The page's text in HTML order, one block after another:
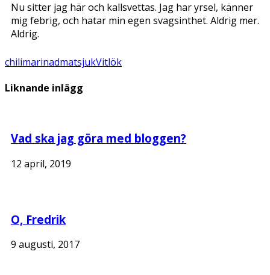
Nu sitter jag här och kallsvettas. Jag har yrsel, känner
mig febrig, och hatar min egen svagsinthet. Aldrig mer.
Aldrig.
chilimarinadmatsjukVitlök
Liknande inlägg
Vad ska jag göra med bloggen?
12 april, 2019
O, Fredrik
9 augusti, 2017